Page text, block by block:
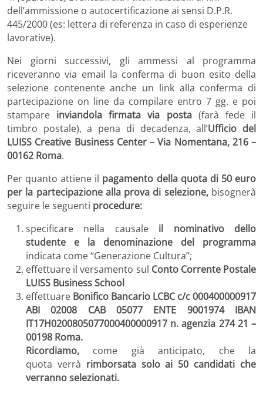
dell’ammissione o autocertificazione ai sensi D.P.R.
445/2000 (es: lettera di referenza in caso di esperienze
lavorative).
Nei giorni successivi, gli ammessi al programma
riceveranno via email la conferma di buon esito della
selezione contenente anche un link alla conferma di
partecipazione on line da compilare entro 7 gg. e poi
stampare inviandola firmata via posta(farà fede il
timbro postale), a pena di decadenza, all’Ufficio del
LUISS Creative Business Center – Via Nomentana, 216 –
00162 Roma.
Per quanto attiene il pagamento della quota di 50 euro
per la partecipazione alla prova di selezione, bisognerà
seguire le seguenti procedure:
specificare nella causaleil nominativo dello
studente e la denominazione del programma
indicata come “Generazione Cultura”;
effettuare il versamento sul Conto Corrente Postale
LUISS Business School
effettuare Bonifico Bancario LCBC c/c 000400000917
ABI 02008 CAB 05077 ENTE 9001974 IBAN
IT17H0200805077000400000917 n. agenzia 274 21 –
00198 Roma.
Ricordiamo, come già anticipato, che la
quota verrà rimborsata solo ai 50 candidati che
verranno selezionati.